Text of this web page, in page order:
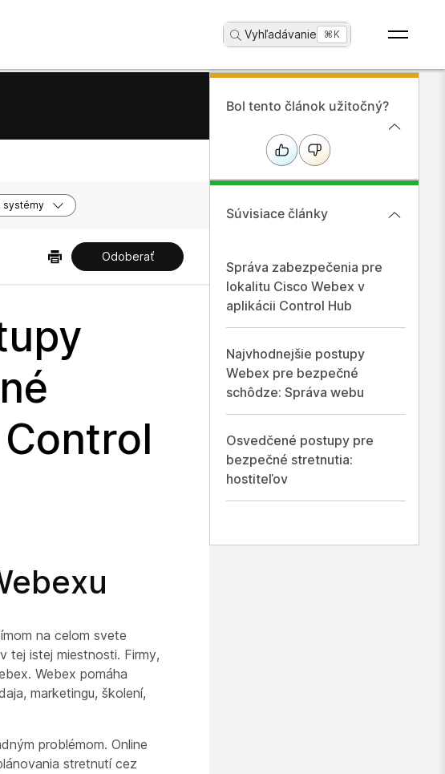
Vyhľadávanie ...⌘K
systémy
Odoberať
na celom svete
tej istej miestnosti. Firmy,
Webex pomáha
marketingu, školení,
problémom. Online
stretnutí cez
Bol tento článok užitočný?
Súvisiace články
Správa zabezpečenia pre
lokalitu Cisco Webex v
aplikácii Control Hub
Najvhodnejšie postupy
Webex pre bezpečné
schôdze: Správa webu
Osvedčené postupy pre
bezpečné stretnutia:
hostiteľov